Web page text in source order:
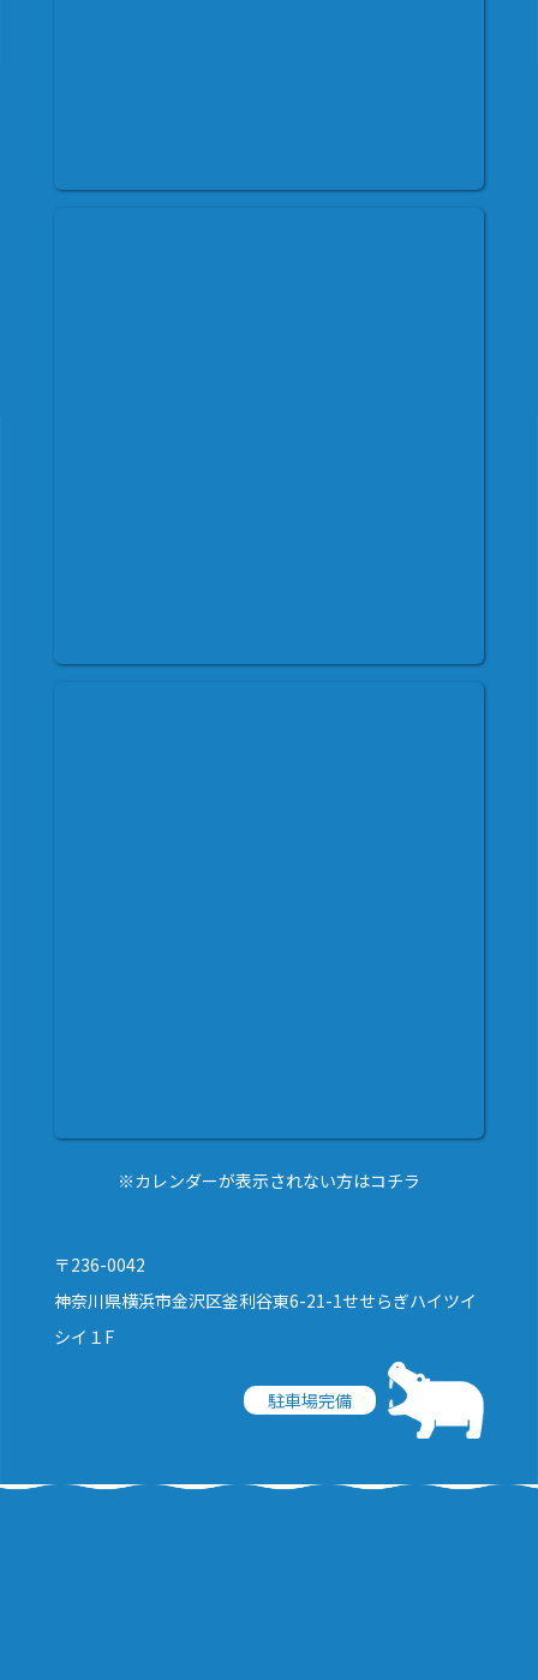
※カレンダーが表示されない方はコチラ
〒236-0042
神奈川県横浜市金沢区釜利谷東6-21-1せせらぎハイツイ
シイ１F
駐車場完備